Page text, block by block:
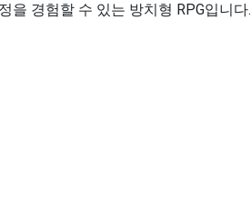
을 경험할 수 있는 방치형 RPG입니다.